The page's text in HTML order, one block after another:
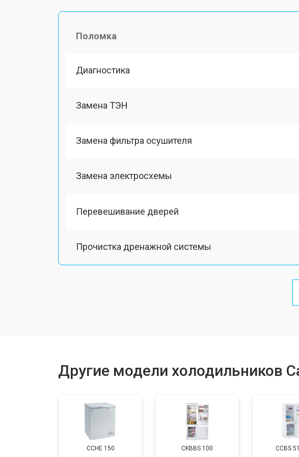
Поломка
Диагностика
Замена ТЭН
Замена фильтра осушителя
Замена электросхемы
Перевешивание дверей
Прочистка дренажной системы
Другие модели холодильников
CCHE 150 CKBBS 100 CCBS